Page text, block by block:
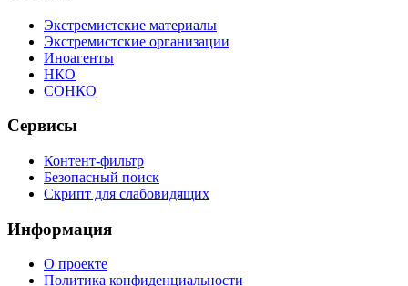
Экстремистские материалы
Экстремистские организации
Иноагенты
НКО
СОНКО
Сервисы
Контент-фильтр
Безопасный поиск
Скрипт для слабовидящих
Информация
О проекте
Политика конфиденциальности